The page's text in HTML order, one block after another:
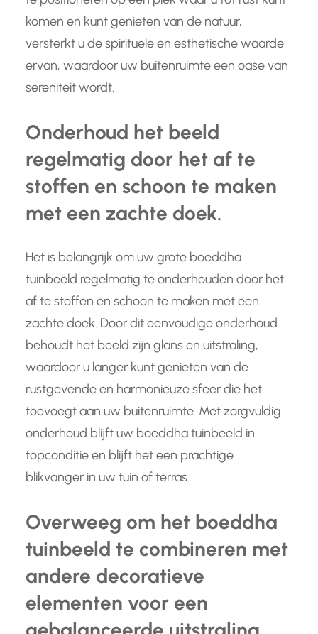
komen en kunt genieten van de natuur,
versterkt u de spirituele en esthetische waarde
ervan, waardoor uw buitenruimte een oase van
sereniteit wordt.
Onderhoud het beeld
regelmatig door het af te
stoffen en schoon te maken
met een zachte doek.
Het is belangrijk om uw grote boeddha
tuinbeeld regelmatig te onderhouden door het
af te stoffen en schoon te maken met een
zachte doek. Door dit eenvoudige onderhoud
behoudt het beeld zijn glans en uitstraling,
waardoor u langer kunt genieten van de
rustgevende en harmonieuze sfeer die het
toevoegt aan uw buitenruimte. Met zorgvuldig
onderhoud blijft uw boeddha tuinbeeld in
topconditie en blijft het een prachtige
blikvanger in uw tuin of terras.
Overweeg om het boeddha
tuinbeeld te combineren met
andere decoratieve
elementen voor een